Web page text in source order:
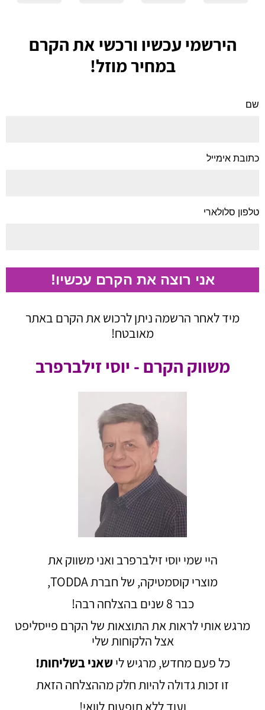
הירשמי עכשיו ורכשי את הקרם
במחיר מוזל!
שם
כתובת אימייל
טלפון סלולארי
מיד לאחר הרשמה ניתן לרכוש את הקרם באתר
מאובטח!
משווק הקרם - יוסי זילברפרב
היי שמי יוסי זילברפרב ואני משווק את
מוצרי קוסמטיקה, של חברת TODDA,
כבר 8 שנים בהצלחה רבה!
מרגש אותי לראות את התוצאות של הקרם פייסליפט
אצל הלקוחות שלי
כל פעם מחדש, מרגיש לי שאני בשליחות!
זו זכות גדולה להיות חלק מההצלחה הזאת
ועוד ללא תופעות לוואי!